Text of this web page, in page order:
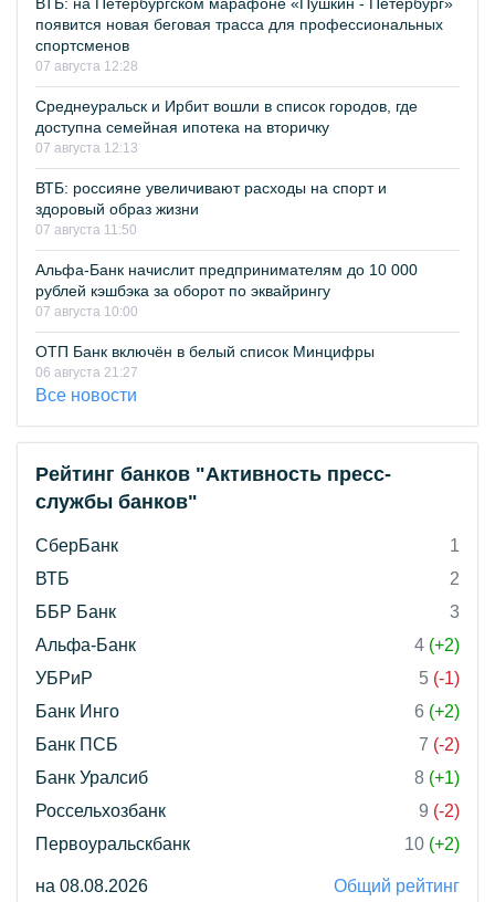
появится новая беговая трасса для профессиональных
спортсменов
07 августа 12:28
Среднеуральск и Ирбит вошли в список городов, где
доступна семейная ипотека на вторичку
07 августа 12:13
ВТБ: россияне увеличивают расходы на спорт и
здоровый образ жизни
07 августа 11:50
Альфа-Банк начислит предпринимателям до 10 000
рублей кэшбэка за оборот по эквайрингу
07 августа 10:00
ОТП Банк включён в белый список Минцифры
06 августа 21:27
Все новости
Рейтинг банков "Активность пресс-
службы банков"
СберБанк
1
ВТБ
2
ББР Банк
3
Альфа-Банк
4 (+2)
УБРиР
5 (-1)
Банк Инго
6 (+2)
Банк ПСБ
7 (-2)
Банк Уралсиб
8 (+1)
Россельхозбанк
9 (-2)
Первоуральскбанк
10 (+2)
на 08.08.2026 Общий рейтинг